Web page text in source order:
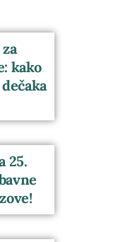
kako
25.